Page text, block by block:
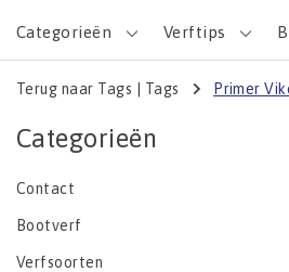
Categorieën Verftips
Terug naar Tags Tags Primer
Categorieën
Contact
Bootverf
Verfsoorten